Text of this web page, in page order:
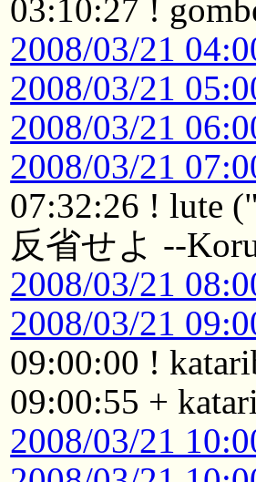
03:10:27 !
2008/03/21
2008/03/21
2008/03/21
2008/03/21
07:32:26 ! lute
反省せよ --
2008/03/21
2008/03/21
09:00:00 !
09:00:55 +
2008/03/21